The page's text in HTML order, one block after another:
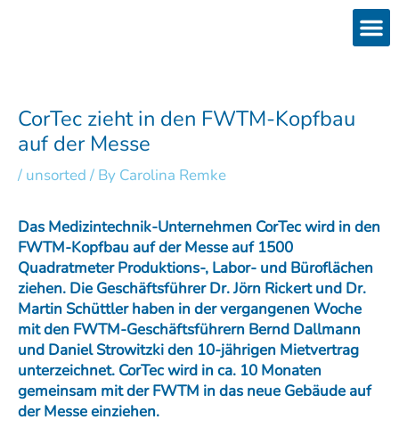
CorTec zieht in den FWTM-Kopfbau
auf der Messe
/ unsorted / By Carolina Remke
Das Medizintechnik-Unternehmen CorTec wird in den
FWTM-Kopfbau auf der Messe auf 1500
Quadratmeter Produktions-, Labor- und Büroflächen
ziehen. Die Geschäftsführer Dr. Jörn Rickert und Dr.
Martin Schüttler haben in der vergangenen Woche
mit den FWTM-Geschäftsführern Bernd Dallmann
und Daniel Strowitzki den 10-jährigen Mietvertrag
unterzeichnet. CorTec wird in ca. 10 Monaten
gemeinsam mit der FWTM in das neue Gebäude auf
der Messe einziehen.